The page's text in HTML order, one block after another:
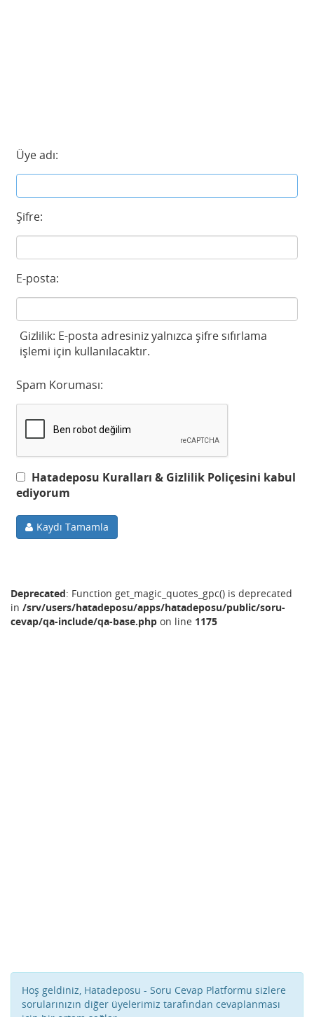
Üye adı:
Şifre:
E-posta:
Gizlilik: E-posta adresiniz yalnızca şifre sıfırlama
işlemi için kullanılacaktır.
Spam Koruması:
Hatadeposu Kuralları & Gizlilik Poliçesini kabul
ediyorum
Kaydı Tamamla
Deprecated: Function get_magic_quotes_gpc() is deprecated
in /srv/users/hatadeposu/apps/hatadeposu/public/soru-
cevap/qa-include/qa-base.php on line 1175
Hoş geldiniz, Hatadeposu - Soru Cevap Platformu sizlere
sorularınızın diğer üyelerimiz tarafından cevaplanması